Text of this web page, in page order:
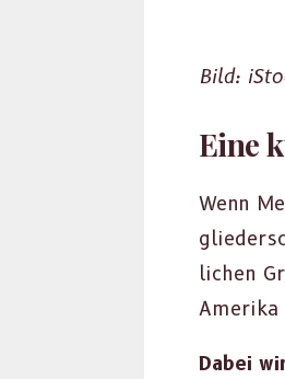
Bild:
Eine
Wenn
lichen
Dabei